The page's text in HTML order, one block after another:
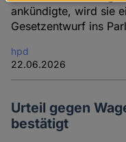
ankündigte, wird sie
Gesetzentwurf ins
hpd
22.06.2026
Urteil gegen
bestätigt
und